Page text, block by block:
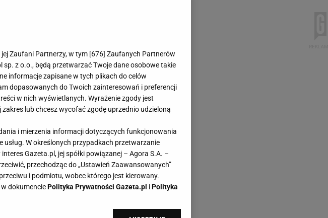
Zaufani Partnerzy, w tym [676] Zaufanych Partnerów
sp. z o.o., będą przetwarzać Twoje dane osobowe takie
informacje zapisane w tych plikach do celów
dopasowanych do Twoich zainteresowań i preferencji
w nich wyświetlanych. Wyrażenie zgody jest
lub chcesz wycofać zgodę uprzednio udzieloną
i mierzenia informacji dotyczących funkcjonowania
usług. W określonych przypadkach przetwarzanie
Gazeta.pl, jej spółki powiązanej – Agora S.A. –
przechodząc do „Ustawień Zaawansowanych”
i podmiotu, wobec którego jest kierowany.
dokumenciePolityka Prywatności Gazeta.pl iPolityka